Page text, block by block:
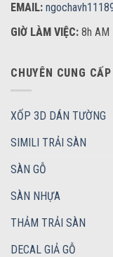
EMAIL:
GIỜ LÀM VIỆC: 8h AM
CHUYÊN CUNG CẤP
XỐP 3D DÁN TƯỜNG
SIMILI TRẢI SÀN
SÀN GỖ
SÀN NHỰA
THẢM TRẢI SÀN
DECAL GIẢ GỖ